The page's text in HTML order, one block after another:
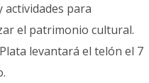
actividades para
el patrimonio cultural.
levantará el telón el 7